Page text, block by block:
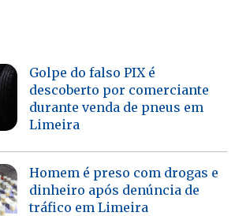
Golpe do falso PIX é
descoberto por comerciante
durante venda de pneus em
Limeira
Homem é preso com drogas e
dinheiro após denúncia de
tráfico em Limeira